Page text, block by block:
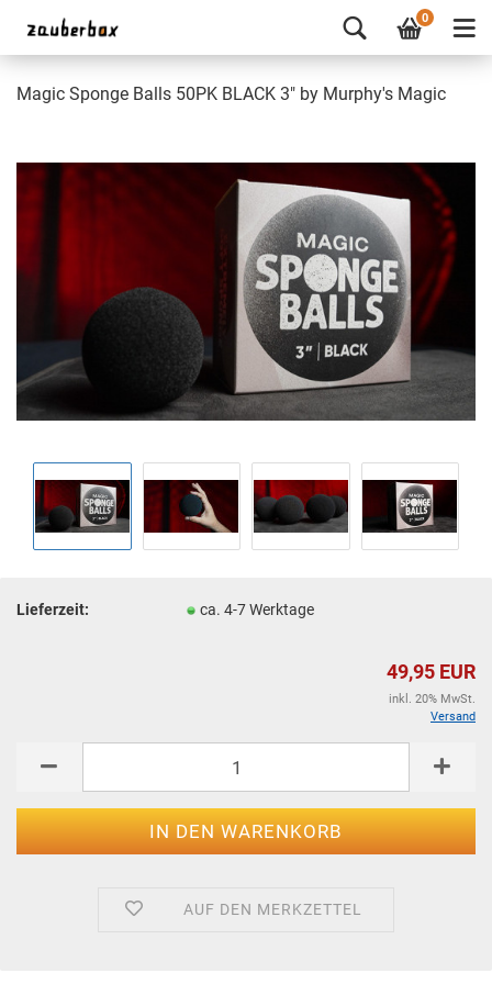
0
Magic Sponge Balls 50PK BLACK 3" by Murphy's Magic
Lieferzeit: ca. 4-7 Werktage
49,95 EUR
inkl. 20% MwSt.
Versand
AUF DEN MERKZETTEL